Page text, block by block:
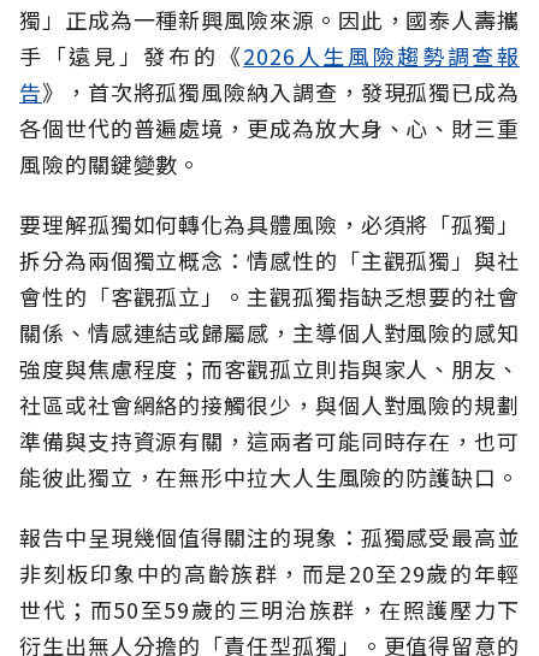
獨」正成為一種新興風險來源。因此，國泰人壽攜
手「遠見」發布的《2026人生風險趨勢調查報
告》，首次將孤獨風險納入調查，發現孤獨已成為
各個世代的普遍處境，更成為放大身、心、財三重
風險的關鍵變數。
要理解孤獨如何轉化為具體風險，必須將「孤獨」
拆分為兩個獨立概念：情感性的「主觀孤獨」與社
會性的「客觀孤立」。主觀孤獨指缺乏想要的社會
關係、情感連結或歸屬感，主導個人對風險的感知
強度與焦慮程度；而客觀孤立則指與家人、朋友、
社區或社會網絡的接觸很少，與個人對風險的規劃
準備與支持資源有關，這兩者可能同時存在，也可
能彼此獨立，在無形中拉大人生風險的防護缺口。
報告中呈現幾個值得關注的現象：孤獨感受最高並
非刻板印象中的高齡族群，而是20至29歲的年輕
世代；而50至59歲的三明治族群，在照護壓力下
衍生出無人分擔的「責任型孤獨」。更值得留意的